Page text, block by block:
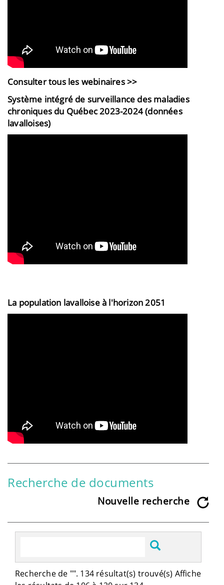
Consulter tous les webinaires >>
Système intégré de surveillance des maladies
chroniques du Québec 2023-2024 (données
lavalloises)
La population lavalloise à l'horizon 2051
Recherche de documents
Nouvelle recherche
Recherche de "". 134 résultat(s) trouvé(s) Affiche